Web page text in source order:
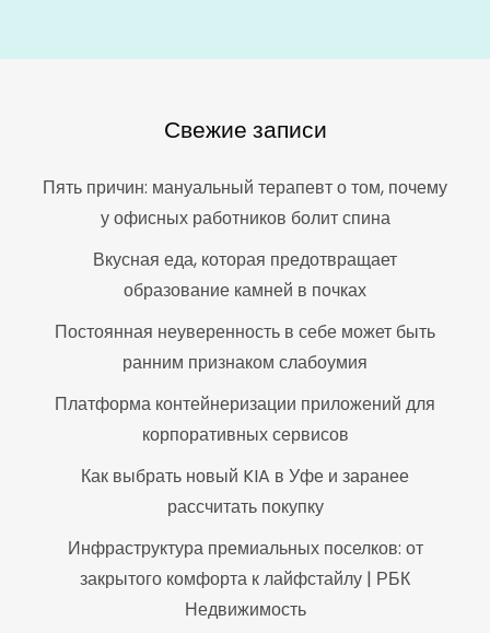
Свежие записи
Пять причин: мануальный терапевт о том, почему
у офисных работников болит спина
Вкусная еда, которая предотвращает
образование камней в почках
Постоянная неуверенность в себе может быть
ранним признаком слабоумия
Платформа контейнеризации приложений для
корпоративных сервисов
Как выбрать новый KIA в Уфе и заранее
рассчитать покупку
Инфраструктура премиальных поселков: от
закрытого комфорта к лайфстайлу | РБК
Недвижимость